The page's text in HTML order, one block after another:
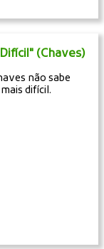
(Chaves)
não sabe
difícil.